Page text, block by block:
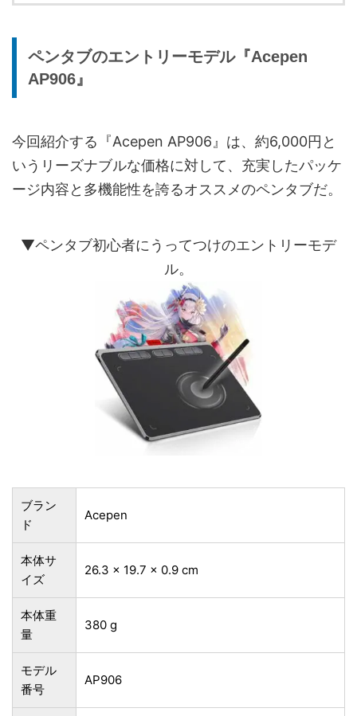
ペンタブのエントリーモデル『Acepen
AP906』
今回紹介する『Acepen AP906』は、約6,000円と
いうリーズナブルな価格に対して、充実したパッケ
ージ内容と多機能性を誇るオススメのペンタブだ。
▼ペンタブ初心者にうってつけのエントリーモデ
ル。
ブラン
ド
Acepen
本体サ
イズ
26.3 x 19.7 x 0.9 cm
本体重
量
380 g
モデル
番号
AP906